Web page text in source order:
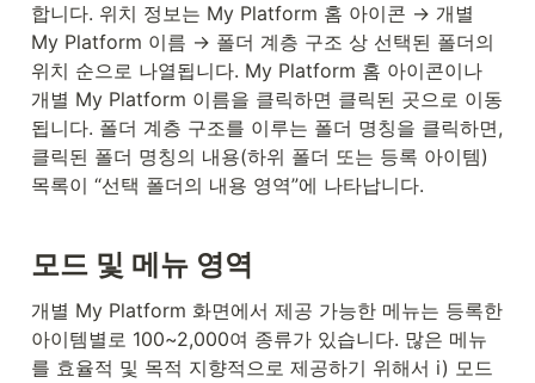
합니다. 위치 정보는 My Platform 홈 아이콘 → 개별
My Platform 이름 → 폴더 계층 구조 상 선택된 폴더의
위치 순으로 나열됩니다. My Platform 홈 아이콘이나
개별 My Platform 이름을 클릭하면 클릭된 곳으로 이동
됩니다. 폴더 계층 구조를 이루는 폴더 명칭을 클릭하면,
클릭된 폴더 명칭의 내용(하위 폴더 또는 등록 아이템)
목록이 “선택 폴더의 내용 영역”에 나타납니다.
모드 및 메뉴 영역
개별 My Platform 화면에서 제공 가능한 메뉴는 등록한
아이템별로 100~2,000여 종류가 있습니다. 많은 메뉴
를 효율적 및 목적 지향적으로 제공하기 위해서 i) 모드